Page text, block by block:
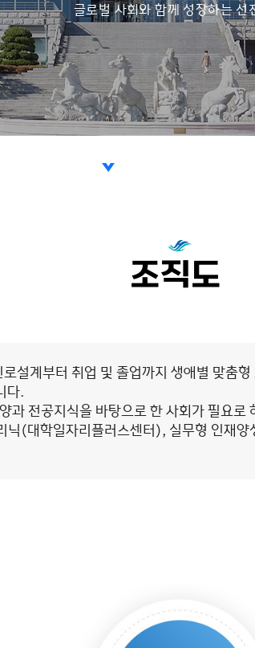
글로벌 사회와 함께 성장하는 선
는 길
조직도
설계부터 취업 및 졸업까지 생애별 맞춤
다.
과 전공지식을 바탕으로 한 사회가 필요
닉(대학일자리플러스센터), 실무형 인